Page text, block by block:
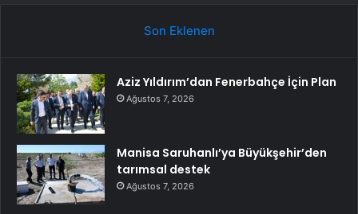
Son Eklenen
Aziz Yıldırım’dan Fenerbahçe İçin Plan
Ağustos 7, 2026
Manisa Saruhanlı’ya Büyükşehir’den
tarımsal destek
Ağustos 7, 2026